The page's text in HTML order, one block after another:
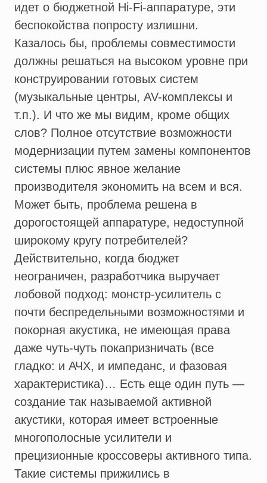
идет о бюджетной Hi-Fi-аппаратуре, эти
беспокойства попросту излишни.
Казалось бы, проблемы совместимости
должны решаться на высоком уровне при
конструировании готовых систем
(музыкальные центры, AV-комплексы и
т.п.). И что же мы видим, кроме общих
слов? Полное отсутствие возможности
модернизации путем замены компонентов
системы плюс явное желание
производителя экономить на всем и вся.
Может быть, проблема решена в
дорогостоящей аппаратуре, недоступной
широкому кругу потребителей?
Действительно, когда бюджет
неограничен, разработчика выручает
лобовой подход: монстр-усилитель с
почти беспредельными возможностями и
покорная акустика, не имеющая права
даже чуть-чуть покапризничать (все
гладко: и АЧХ, и импеданс, и фазовая
характеристика)… Есть еще один путь —
создание так называемой активной
акустики, которая имеет встроенные
многополосные усилители и
прецизионные кроссоверы активного типа.
Такие системы прижились в